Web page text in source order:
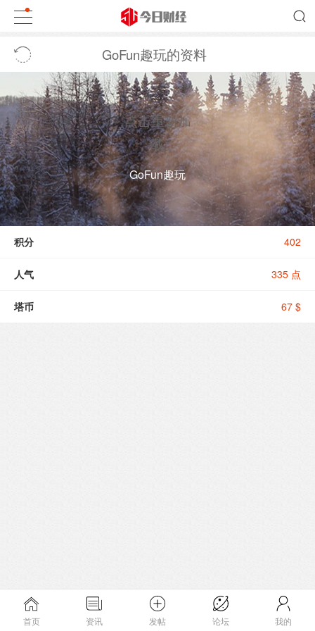
GoFun趣玩的资料
点击重新加
载
GoFun趣玩
402
积分
335 点
人气
67 $
塔币
首页 资讯 发帖 论坛 我的